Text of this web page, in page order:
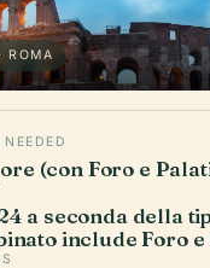
ROMA
(con Foro e
a seconda della
include Foro